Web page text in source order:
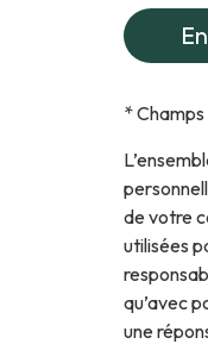
*
de votre
utilisées
qu’avec
une